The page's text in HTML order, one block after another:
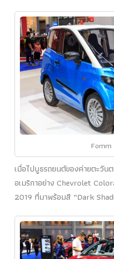
Fomm
เมื่อไปบูธรถยนต์ของค่ายตะวั
อเมริกาอย่าง Chevrolet
2019 ที่มาพร้อมสี “Dark